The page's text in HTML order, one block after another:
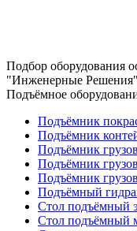
Подбор оборудования
"Инженерные Решения"
Подъёмное
Подъёмник
Подъёмник
Подъёмник
Подъёмник
Подъёмник
Подъёмный
Стол подъёмный
Стол подъёмный